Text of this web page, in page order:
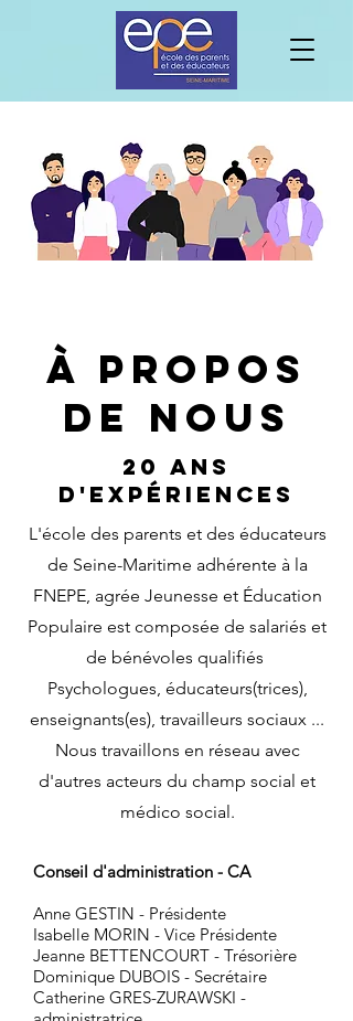
À propos
de nous
20 ans
d'expÉriences
L'école des parents et des éducateurs
de Seine-Maritime adhérente à la
FNEPE, agrée Jeunesse et Éducation
Populaire est composée de salariés et
de bénévoles qualifiés
Psychologues, éducateurs(trices),
enseignants(es), travailleurs sociaux ...
Nous travaillons en réseau avec
d'autres acteurs du champ social et
médico social.
Conseil d'administration - CA
Anne GESTIN - Présidente
Isabelle MORIN - Vice Présidente
Jeanne BETTENCOURT - Trésorière
Dominique DUBOIS - Secrétaire
Catherine GRES-ZURAWSKI -